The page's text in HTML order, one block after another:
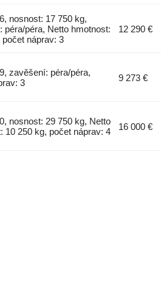
nosnost: 17 750 kg,
péra/péra, Netto hmotnost:
počet náprav: 3
12 290 €
zavěšení: péra/péra,
3
9 273 €
nosnost: 29 750 kg, Netto
10 250 kg, počet náprav: 4
16 000 €